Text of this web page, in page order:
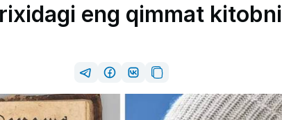
eng qimmat kitobni